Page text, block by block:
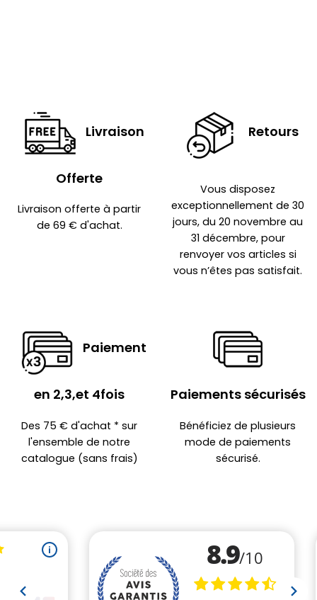
Livraison
Offerte
Livraison offerte à partir
de 69 € d'achat.
Retours
Vous disposez
exceptionnellement de 30
jours, du 20 novembre au
31 décembre, pour
renvoyer vos articles si
vous n’êtes pas satisfait.
Paiement
en 2,3,et 4fois
Des 75 € d'achat * sur
l'ensemble de notre
catalogue (sans frais)
Paiements sécurisés
Bénéficiez de plusieurs
mode de paiements
sécurisé.